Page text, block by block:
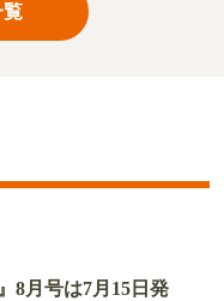
覧
8月号は7月15日発